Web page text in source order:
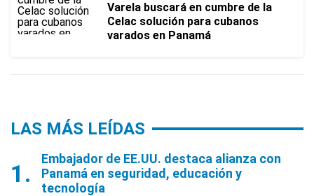
Varela buscará en cumbre de la
Celac solución para cubanos
varados en Panamá
LAS MÁS LEÍDAS
Embajador de EE.UU. destaca alianza con
Panamá en seguridad, educación y
tecnología